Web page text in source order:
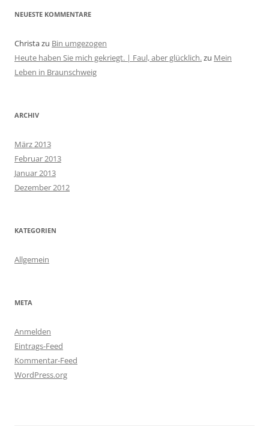
NEUESTE KOMMENTARE
Christazu Bin umgezogen
Heute haben Sie mich gekriegt. | Faul, aber glücklich.zu Mein
Leben in Braunschweig
ARCHIV
März 2013
Februar 2013
Januar 2013
Dezember 2012
KATEGORIEN
Allgemein
META
Anmelden
Eintrags-Feed
Kommentar-Feed
WordPress.org